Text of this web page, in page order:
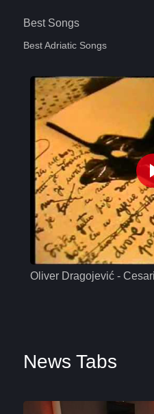
Best Songs
Best Adriatic Songs
Oliver Dragojević -
News Tabs